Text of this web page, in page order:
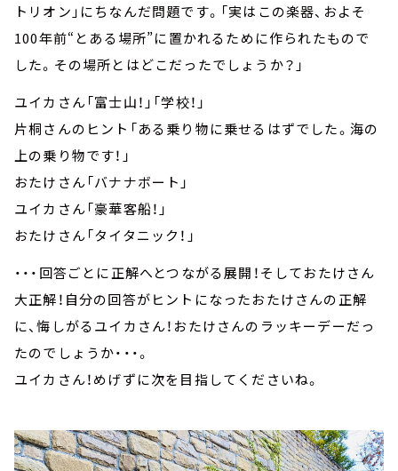
トリオン」にちなんだ問題です。「実はこの楽器、およそ
100年前“とある場所”に置かれるために作られたもので
した。その場所とはどこだったでしょうか？」
ユイカさん「富士山！」「学校！」
片桐さんのヒント「ある乗り物に乗せるはずでした。海の
上の乗り物です！」
おたけさん「バナナボート」
ユイカさん「豪華客船！」
おたけさん「タイタニック！」
・・・回答ごとに正解へとつながる展開！そしておたけさん
大正解！自分の回答がヒントになったおたけさんの正解
に、悔しがるユイカさん！おたけさんのラッキーデーだっ
たのでしょうか・・・。
ユイカさん！めげずに次を目指してくださいね。